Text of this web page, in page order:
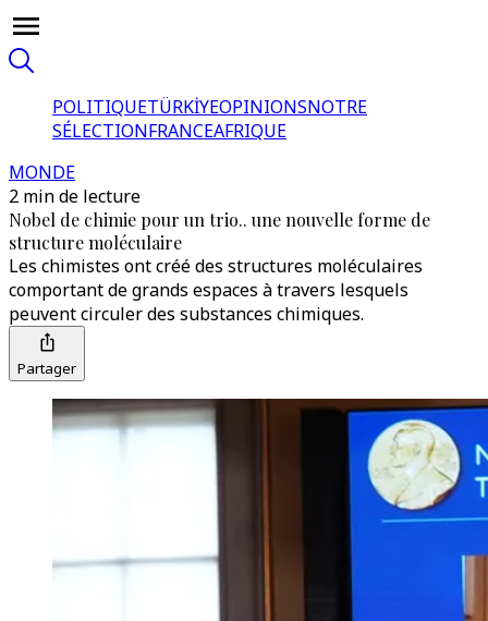
POLITIQUETÜRKİYEOPINIONSNOTRE
SÉLECTIONFRANCEAFRIQUE
MONDE
2 min de lecture
Nobel de chimie pour un trio.. une nouvelle forme de
structure moléculaire
Les chimistes ont créé des structures moléculaires
comportant de grands espaces à travers lesquels
peuvent circuler des substances chimiques.
Partager